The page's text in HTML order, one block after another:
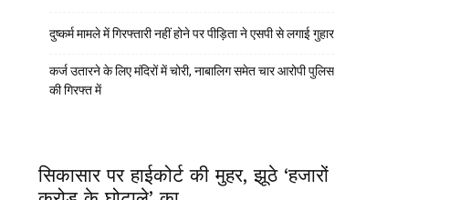
दुष्कर्म मामले में गिरफ्तारी नहीं होने पर पीड़िता ने एसपी से लगाई गुहार
कर्ज उतारने के लिए मंदिरों में चोरी, नाबालिग समेत चार आरोपी पुलिस
की गिरफ्त में
सिकासार पर हाईकोर्ट की मुहर, झूठे ‘हजारों